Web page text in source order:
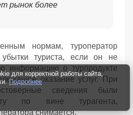
рынок более
нормам, туроператор
убытки туриста, если он не
информацию о турпродукте
оказание услуг. При
сведения были
по вине турагента,
снимается.
для корректной работы сайта,
Подробнее